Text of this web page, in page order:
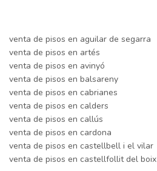
venta de pisos en aguilar de segarra
venta de pisos en artés
venta de pisos en avinyó
venta de pisos en balsareny
venta de pisos en cabrianes
venta de pisos en calders
venta de pisos en callús
venta de pisos en cardona
venta de pisos en castellbell i el vilar
venta de pisos en castellfollit del boix